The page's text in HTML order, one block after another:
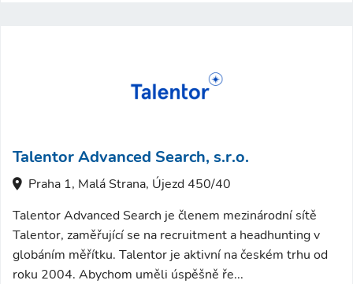
Talentor Advanced Search, s.r.o.
Praha 1, Malá Strana, Újezd 450/40
Talentor Advanced Search je členem mezinárodní sítě
Talentor, zaměřující se na recruitment a headhunting v
globáním měřítku. Talentor je aktivní na českém trhu od
roku 2004. Abychom uměli úspěšně ře...